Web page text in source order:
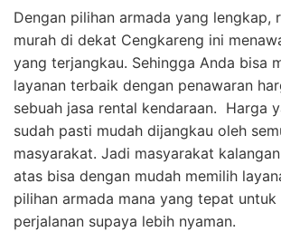
Dengan pilihan armada yang lengkap,
murah di dekat Cengkareng ini
yang terjangkau. Sehingga Anda bisa
layanan terbaik dengan penawaran
sebuah jasa rental kendaraan. Harga
sudah pasti mudah dijangkau oleh
masyarakat. Jadi masyarakat
atas bisa dengan mudah memilih
pilihan armada mana yang tepat untuk
perjalanan supaya lebih nyaman.